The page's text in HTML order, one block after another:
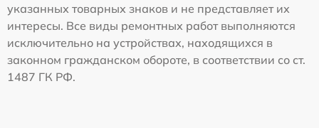
указанных товарных знаков и не представляет их
интересы. Все виды ремонтных работ выполняются
исключительно на устройствах, находящихся в
законном гражданском обороте, в соответствии со ст.
1487 ГК РФ.